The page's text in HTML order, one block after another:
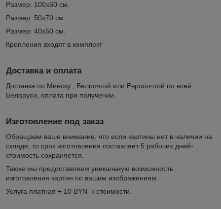
Размер: 100х60 см.
Размер: 50х70 см.
Размер: 40х50 см.
Крепления входят в комплект
Доставка и оплата
Доставка по Минску , Белпочтой или Европочтой по всей
Беларуси, оплата при получении.
Изготовление под заказ
Обращаем ваше внимание, что если картины нет в наличии на
складе, то срок изготовления составляет 5 рабочих дней-
стоимость сохраняется.
Также мы предоставляем уникальную возможность
изготовления картин по вашим изображениям.
Услуга платная + 10 BYN к стоимости.